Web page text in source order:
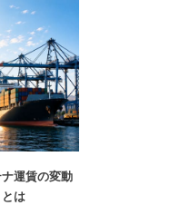
運賃の変動
は